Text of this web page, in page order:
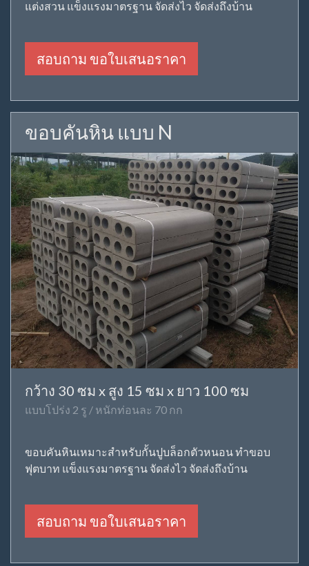
แต่งสวน แข็งแรงมาตรฐาน จัดส่งไว จัดส่งถึงบ้าน
สอบถาม ขอใบเสนอราคา
ขอบคันหิน แบบ N
กว้าง 30 ซม x สูง 15 ซม x ยาว 100 ซม
แบบโปร่ง 2 รู / หนักท่อนละ 70 กก
ขอบคันหินเหมาะสำหรับกั้นปูบล็อกตัวหนอน ทำขอบ
ฟุตบาท แข็งแรงมาตรฐาน จัดส่งไว จัดส่งถึงบ้าน
สอบถาม ขอใบเสนอราคา